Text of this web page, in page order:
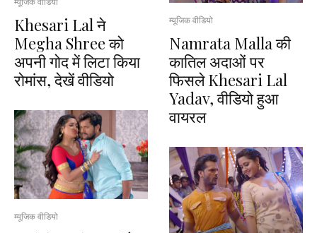
Khesari Lal ने
Megha Shree को
अपनी गोद में लिटा किया
रोमांस, देखें वीडियो
म्यूजिक वीडियो
म्यूजिक वीडियो
Namrata Malla की
कातिल अदाओं पर
फिसले Khesari Lal
Yadav, वीडियो हुआ
वायरल